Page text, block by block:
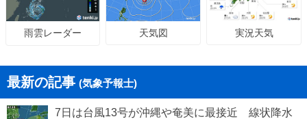
雨雲レーダー 天気図 実況天気
最新の記事 (気象予報士)
7日は台風13号が沖縄や奄美に最接近 線状降水